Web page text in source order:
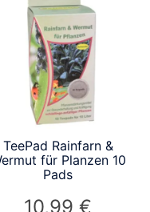
TeePad Rainfarn &
für Planzen 10
Pads
10,99€